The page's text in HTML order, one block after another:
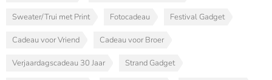
Sweater/Trui met Print Fotocadeau Festival Gadget
Cadeau voor Vriend Cadeau voor Broer
Verjaardagscadeau 30 Jaar Strand Gadget